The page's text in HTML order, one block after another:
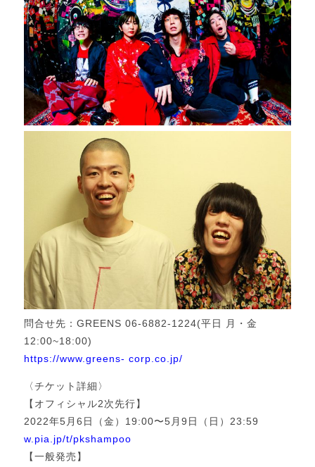
問合せ先：GREENS 06-6882-1224(平日 月・金
12:00~18:00)
https://www.greens- corp.co.jp/
〈チケット詳細〉
【オフィシャル2次先行】
2022年5月6日（金）19:00〜5月9日（日）23:59
w.pia.jp/t/pkshampoo
【一般発売】